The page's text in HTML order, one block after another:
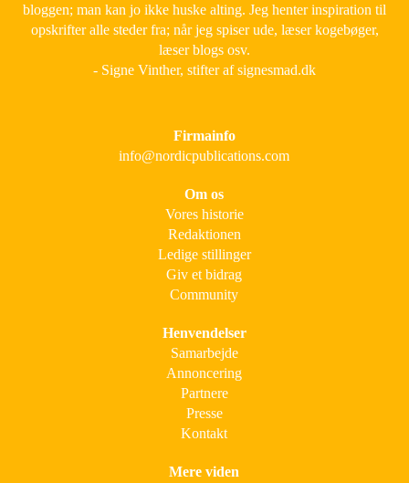
bloggen; man kan jo ikke huske alting. Jeg henter inspiration til
opskrifter alle steder fra; når jeg spiser ude, læser kogebøger,
læser blogs osv.
- Signe Vinther, stifter af signesmad.dk
Firmainfo
info@nordicpublications.com
Om os
Vores historie
Redaktionen
Ledige stillinger
Giv et bidrag
Community
Henvendelser
Samarbejde
Annoncering
Partnere
Presse
Kontakt
Mere viden